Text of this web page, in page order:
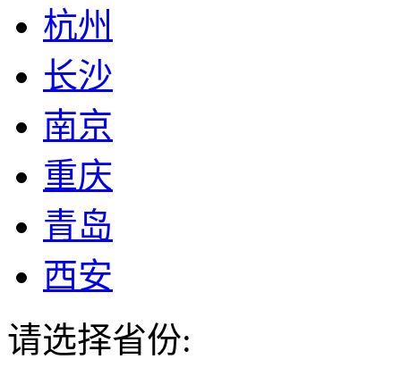
杭州
长沙
南京
重庆
青岛
西安
请选择省份: